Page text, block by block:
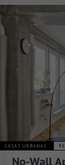
CASAS URBANAS
No-Wall